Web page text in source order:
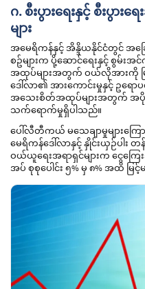
ဂ. စီးပွားရေးနှင့် စီးပွာ
များ
အမေရိကန်နှင့် အိန္ဒိယနိုင်ငံတွင် အခ
စဥ်များက ပို့ဆောင်ရေးနှင့် စွမ်
အထုပ်များအတွက် ဝယ်လိုအားကို မ
ဒေါ်လာ၏ အားကောင်းမှုနှင့် ဥရော
အသေးစိတ်အထုပ်များအတွက် အပို
သက်ရောက်မှုရှိပါသည်။
ပေါ်လီတီကယ် မသေချာမှုများကြေ
မေရိကန်ဒေါ်လာနှင့် နှိုင်းယှဉ်ပါး တ
ဝယ်ယူရေးအရာရှင်များက ငွေကြ
အပ် စုစုပေါင်း ၅% မှ ၈% အထိ မြ